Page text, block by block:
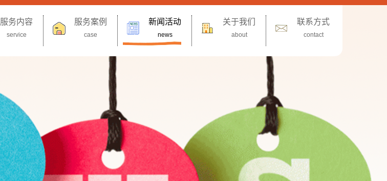
服务内容
service
服务案例
case
新闻活动
news
关于我们
about
联系方式
contact